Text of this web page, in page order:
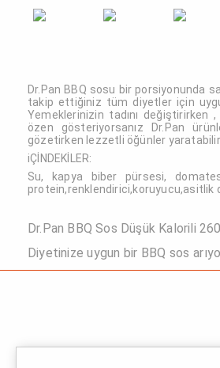
Dr.Pan BBQ sosu bir porsiyonunda
takip ettiğiniz tüm diyetler için
Yemeklerinizin tadını değiştirirken
özen gösteriyorsanız Dr.Pan
gözetirken lezzetli öğünler
iÇİNDEKİLER:
Su, kapya biber pürsesi,
protein,renklendirici,koruyucu,asitlik
Dr.Pan BBQ Sos Düşük Kalorili
Diyetinize uygun bir BBQ sos
gr tam size göre! Bu lezzetli sos,
Ayrıca, bu sos, yüksek kalori